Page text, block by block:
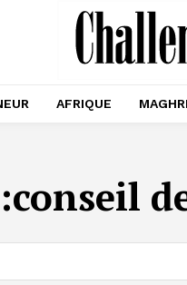
AFRIQUE
conseil